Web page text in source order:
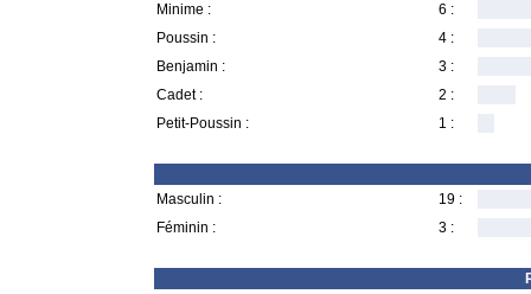
Minime :
6 :
Poussin :
4 :
Benjamin :
3 :
Cadet :
2 :
Petit-Poussin :
1 :
Masculin :
19 :
Féminin :
3 :